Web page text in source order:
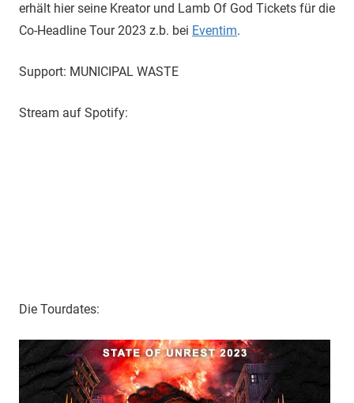
erhält hier seine Kreator und Lamb Of God Tickets für die
Co-Headline Tour 2023 z.b. bei Eventim.
Support: MUNICIPAL WASTE
Stream auf Spotify:
Die Tourdates: